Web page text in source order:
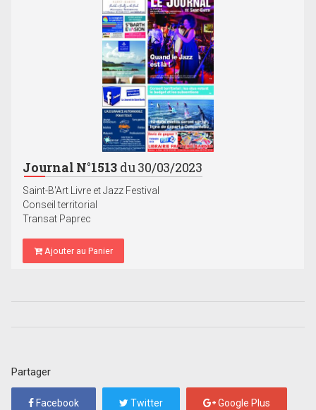
Journal N°1513 du 30/03/2023
Saint-B'Art Livre et Jazz Festival
Conseil territorial
Transat Paprec
Ajouter au Panier
Partager
Facebook Twitter Google Plus